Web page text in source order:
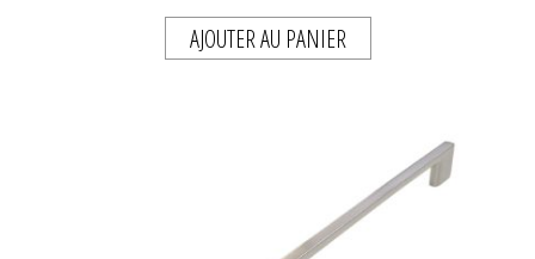
AJOUTER AU PANIER